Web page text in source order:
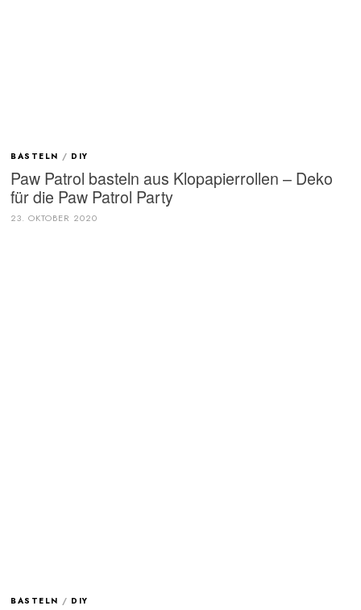
BASTELN / DIY
Paw Patrol basteln aus Klopapierrollen – Deko
für die Paw Patrol Party
23. OKTOBER 2020
BASTELN / DIY